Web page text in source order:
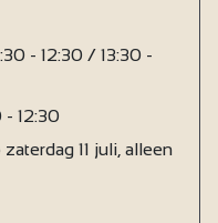
- 12:30 / 13:30 -
- 12:30
11 juli, alleen